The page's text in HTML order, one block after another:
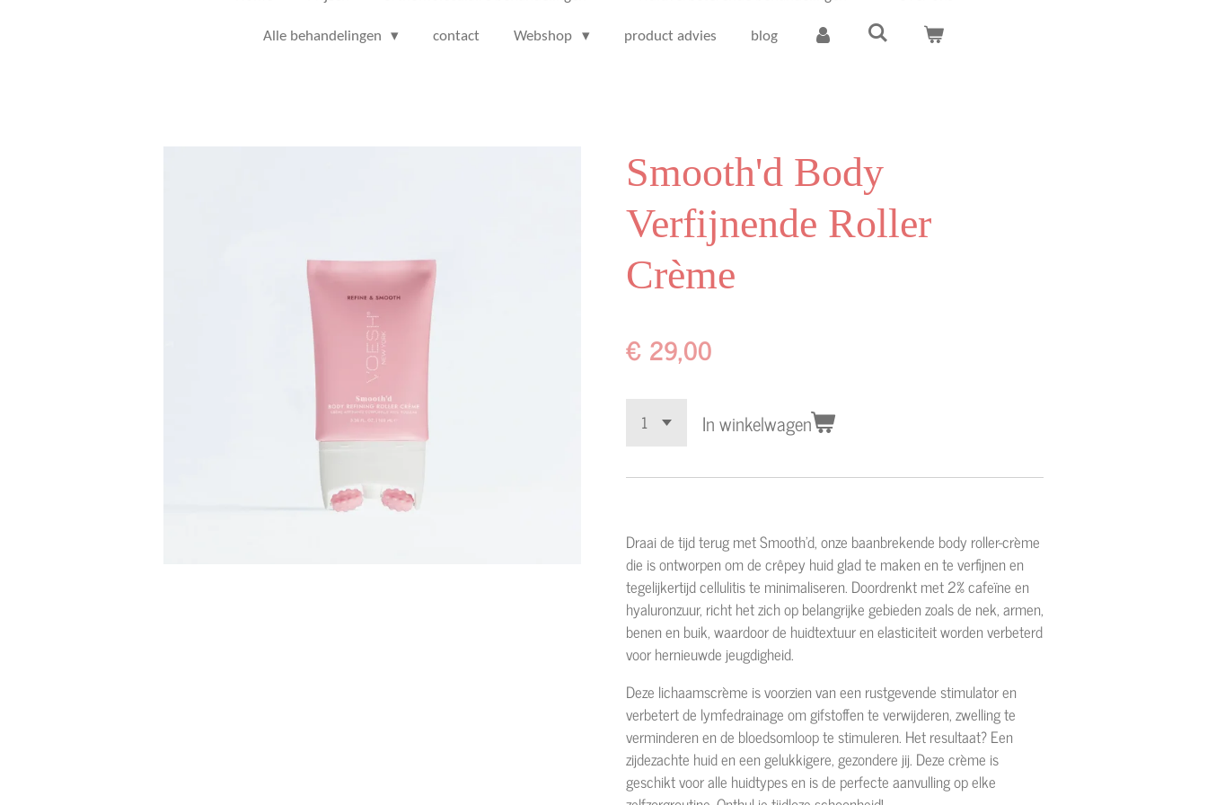
Alle behandelingen contact Webshop product advies blog
Smooth'd Body
Verfijnende Roller
Crème
€ 29,00
In winkelwagen
Draai de tijd terug met Smooth'd, onze baanbrekende body roller-crème
die is ontworpen om de crêpey huid glad te maken en te verfijnen en
tegelijkertijd cellulitis te minimaliseren. Doordrenkt met 2% cafeïne en
hyaluronzuur, richt het zich op belangrijke gebieden zoals de nek, armen,
benen en buik, waardoor de huidtextuur en elasticiteit worden verbeterd
voor hernieuwde jeugdigheid.
Deze lichaamscrème is voorzien van een rustgevende stimulator en
verbetert de lymfedrainage om gifstoffen te verwijderen, zwelling te
verminderen en de bloedsomloop te stimuleren. Het resultaat? Een
zijdezachte huid en een gelukkigere, gezondere jij. Deze crème is
geschikt voor alle huidtypes en is de perfecte aanvulling op elke